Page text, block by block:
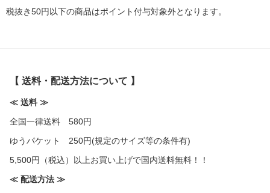
税抜き50円以下の商品はポイント付与対象外となります。
【 送料・配送方法について 】
≪ 送料 ≫
全国一律送料 580円
ゆうパケット 250円(規定のサイズ等の条件有)
5,500円（税込）以上お買い上げで国内送料無料！！
≪ 配送方法 ≫